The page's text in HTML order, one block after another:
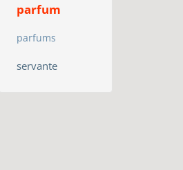
parfum
parfums
servante